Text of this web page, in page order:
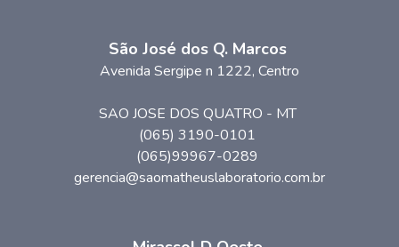
São José dos Q. Marcos
Avenida Sergipe n 1222, Centro
SAO JOSE DOS QUATRO - MT
(065) 3190-0101
(065)99967-0289
gerencia@saomatheuslaboratorio.com.br